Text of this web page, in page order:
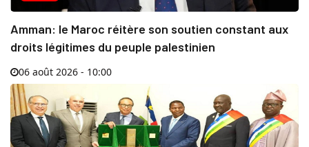
Amman: le Maroc réitère son soutien constant aux
droits légitimes du peuple palestinien
06 août 2026 - 10:00